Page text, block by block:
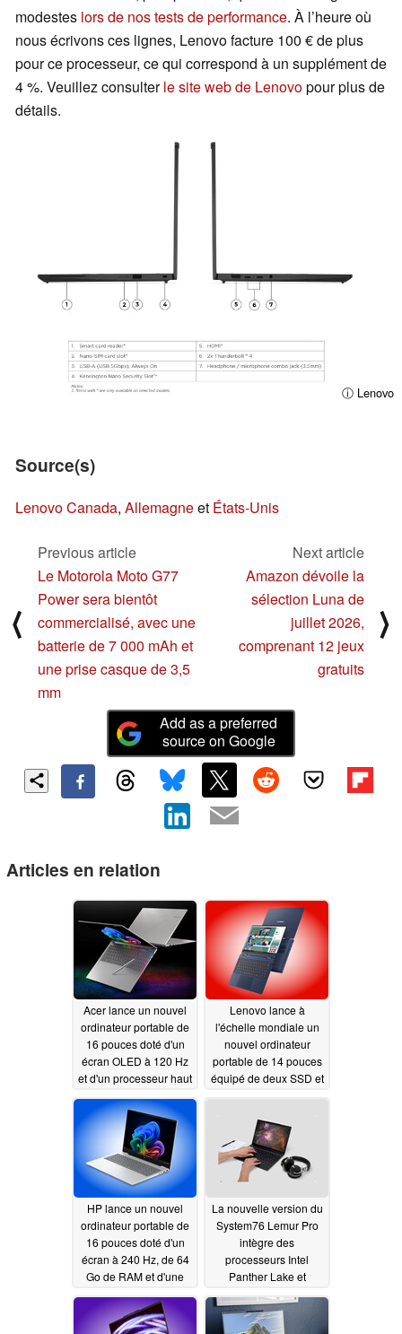
modestes lors de nos tests de performance. À l’heure où
nous écrivons ces lignes, Lenovo facture 100 € de plus
pour ce processeur, ce qui correspond à un supplément de
4 %. Veuillez consulterle site web de Lenovopour plus de
détails.
ⓘ Lenovo
Source(s)
Lenovo Canada, Allemagneet États-Unis
⟨
Previous article
Le Motorola Moto G77
Power sera bientôt
commercialisé, avec une
batterie de 7 000 mAh et
une prise casque de 3,5
mm
Next article
Amazon dévoile la
sélection Luna de
juillet 2026,
comprenant 12 jeux
gratuits
⟩
Add as a preferred
source on Google
Articles en relation
Acer lance un nouvel
ordinateur portable de
16 pouces doté d'un
écran OLED à 120 Hz
et d'un processeur haut
X9 388H07/06/2026
Lenovo lance à
l'échelle mondiale un
nouvel ordinateur
portable de 14 pouces
équipé de deux SSD et
HP lance un nouvel
ordinateur portable de
16 pouces doté d'un
écran à 240 Hz, de 64
Go de RAM et d'une
B39007/02/2026
La nouvelle version du
System76 Lemur Pro
intègre des
processeurs Intel
Panther Lake et
d'écran07/02/2026